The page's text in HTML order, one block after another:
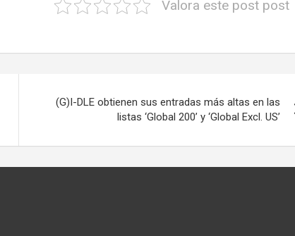
Valora este post post
(G)I-DLE obtienen sus entradas más altas en las
listas ‘Global 200’ y ‘Global Excl. US’